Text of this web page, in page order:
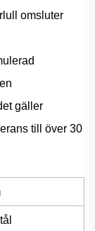
omsluter
gäller
till över 30